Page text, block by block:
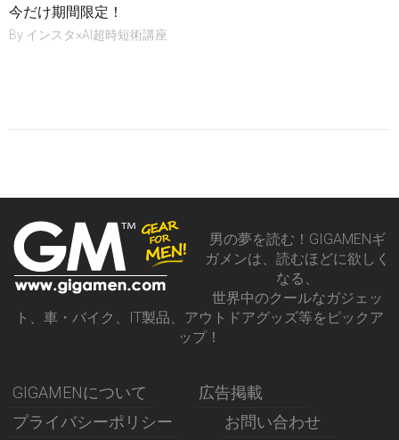
今だけ期間限定！
By インスタ×AI超時短術講座
男の夢を読む！GIGAMENギ
ガメンは、読むほどに欲しく
なる、
世界中のクールなガジェッ
ト、車・バイク、IT製品、アウトドアグッズ等をピックア
ップ！
GIGAMENについて
広告掲載
プライバシーポリシー
お問い合わせ